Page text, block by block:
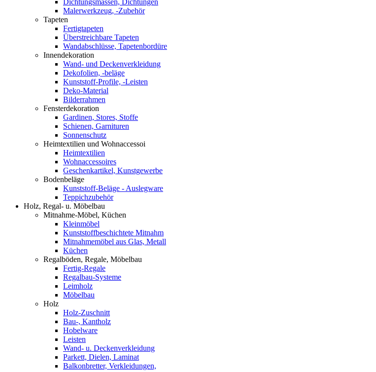
Dichtungsmassen, Dichtungen
Malerwerkzeug, -Zubehör
Tapeten
Fertigtapeten
Überstreichbare Tapeten
Wandabschlüsse, Tapetenbordüre
Innendekoration
Wand- und Deckenverkleidung
Dekofolien, -beläge
Kunststoff-Profile, -Leisten
Deko-Material
Bilderrahmen
Fensterdekoration
Gardinen, Stores, Stoffe
Schienen, Garnituren
Sonnenschutz
Heimtextilien und Wohnaccessoi
Heimtextilien
Wohnaccessoires
Geschenkartikel, Kunstgewerbe
Bodenbeläge
Kunststoff-Beläge - Auslegware
Teppichzubehör
Holz, Regal- u. Möbelbau
Mitnahme-Möbel, Küchen
Kleinmöbel
Kunststoffbeschichtete Mitnahm
Mitnahmemöbel aus Glas, Metall
Küchen
Regalböden, Regale, Möbelbau
Fertig-Regale
Regalbau-Systeme
Leimholz
Möbelbau
Holz
Holz-Zuschnitt
Bau-, Kantholz
Hobelware
Leisten
Wand- u. Deckenverkleidung
Parkett, Dielen, Laminat
Balkonbretter, Verkleidungen,